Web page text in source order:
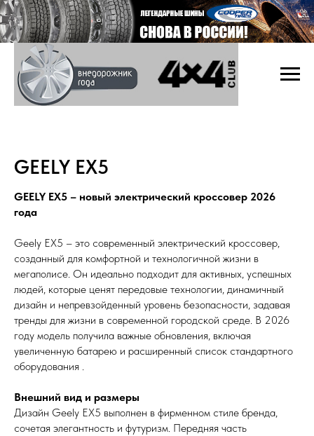
GEELY EX5
GEELY EX5 – новый электрический кроссовер 2026
года
Geely EX5 – это современный электрический кроссовер,
созданный для комфортной и технологичной жизни в
мегаполисе. Он идеально подходит для активных, успешных
людей, которые ценят передовые технологии, динамичный
дизайн и непревзойденный уровень безопасности, задавая
тренды для жизни в современной городской среде. В 2026
году модель получила важные обновления, включая
увеличенную батарею и расширенный список стандартного
оборудования .
Внешний вид и размеры
Дизайн Geely EX5 выполнен в фирменном стиле бренда,
сочетая элегантность и футуризм. Передняя часть